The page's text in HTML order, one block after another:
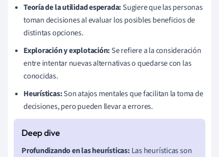
Teoría de la utilidad esperada: Sugiere que las personas
toman decisiones al evaluar los posibles beneficios de
distintas opciones.
Exploración y explotación: Se refiere a la consideración
entre intentar nuevas alternativas o quedarse con las
conocidas.
Heurísticas:Son atajos mentales que facilitan la toma de
decisiones, pero pueden llevar a errores.
Profundizando en las heurísticas: Las heurísticas son